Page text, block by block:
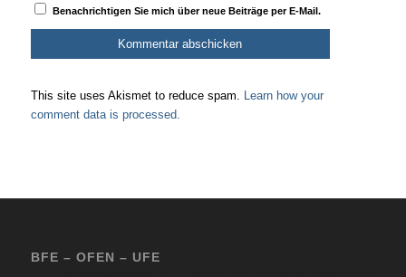
Benachrichtigen Sie mich über neue Beiträge per E-Mail.
This site uses Akismet to reduce spam. Learn how your
comment data is processed.
BFE – OFEN – UFE